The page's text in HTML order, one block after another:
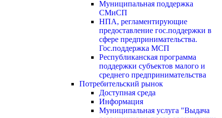
Муниципальная поддержка
СМиСП
НПА, регламентирующие
предоставление гос.поддержки в
сфере предпринимательства.
Гос.поддержка МСП
Республиканская программа
поддержки субъектов малого и
среднего предпринимательства
Потребительский рынок
Доступная среда
Информация
Муниципальная услуга "Выдача